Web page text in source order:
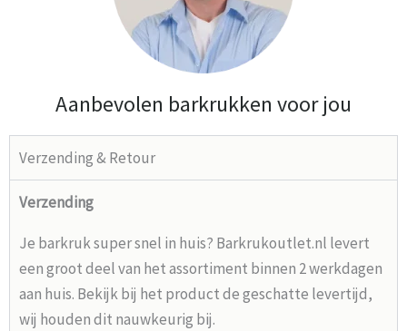
Aanbevolen barkrukken voor jou
Verzending & Retour
Verzending
Je barkruk super snel in huis? Barkrukoutlet.nl levert
een groot deel van het assortiment binnen 2 werkdagen
aan huis. Bekijk bij het product de geschatte levertijd,
wij houden dit nauwkeurig bij.